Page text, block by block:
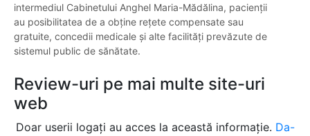
intermediul Cabinetului Anghel Maria-Mădălina, pacienții
au posibilitatea de a obține rețete compensate sau
gratuite, concedii medicale și alte facilități prevăzute de
sistemul public de sănătate.
Review-uri pe mai multe site-uri
web
Doar userii logați au acces la această informație. Da-